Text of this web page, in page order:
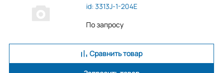
id: 3313J-1-204E
По запросу
Сравнить товар